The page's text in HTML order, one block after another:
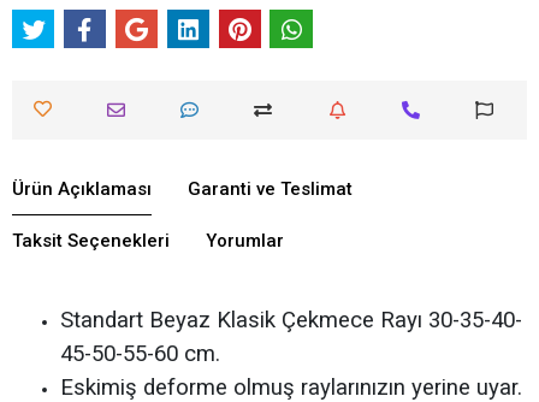
Ürün Açıklaması Garanti ve Teslimat
Taksit Seçenekleri Yorumlar
Standart Beyaz Klasik Çekmece Rayı 30-35-40-
45-50-55-60 cm.
Eskimiş deforme olmuş raylarınızın yerine uyar.